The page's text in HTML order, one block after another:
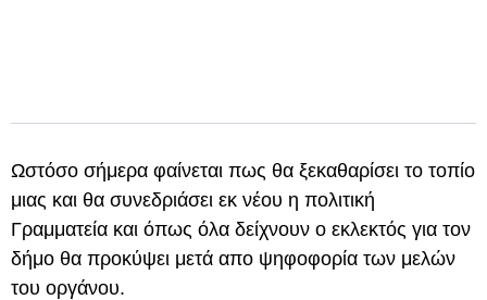
Ωστόσο σήμερα φαίνεται πως θα ξεκαθαρίσει το τοπίο
μιας και θα συνεδριάσει εκ νέου η πολιτική
Γραμματεία και όπως όλα δείχνουν ο εκλεκτός για τον
δήμο θα προκύψει μετά απο ψηφοφορία των μελών
του οργάνου.